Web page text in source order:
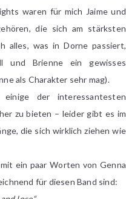
waren für mich Jaime und
die sich am stärksten
alles, was in Dorne passiert,
und Brienne ein gewisses
als Charakter sehr mag).
der interessantesten
zu bieten – leider gibt es im
die sich wirklich ziehen wie
ein paar Worten von Genna
für diesen Band sind: